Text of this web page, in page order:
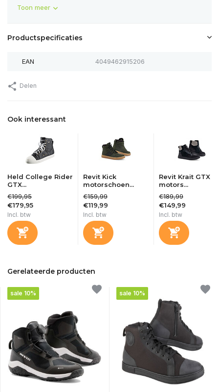
Toon meer
Productspecificaties
EAN 4049462915206
Delen
Ook interessant
Held College Rider
GTX...
€199,95
€179,95
Incl. btw
Revit Kick
motorschoen...
€159,99
€119,99
Incl. btw
Revit Krait GTX
motors...
€189,99
€149,99
Incl. btw
Gerelateerde producten
sale 10% sale 10%